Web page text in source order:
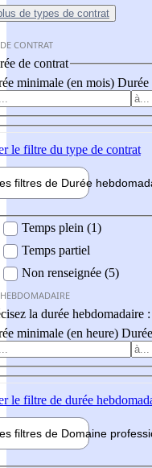
de types de contrat
CONTRAT
de contrat
minimale (en mois) Durée
le filtre du type de contrat
filtres de Durée hebdo
Temps plein (1)
Temps partiel
Non renseignée (5)
la durée hebdomadaire :
minimale (en heure)
le filtre de durée
filtres de Domaine pro